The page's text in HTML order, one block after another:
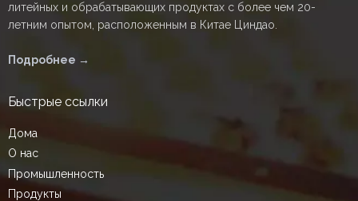
литейных и обрабатывающих продуктах с более чем 20-
летним опытом, расположенным в Китае Циндао.
Подробнее →
Быстрые ссылки
Дома
О нас
Промышленность
Продукты